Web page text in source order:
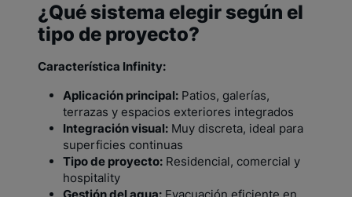
¿Qué sistema elegir según el
tipo de proyecto?
Característica Infinity:
Aplicación principal: Patios, galerías,
terrazas y espacios exteriores integrados
Integración visual: Muy discreta, ideal para
superficies continuas
Tipo de proyecto: Residencial, comercial y
hospitality